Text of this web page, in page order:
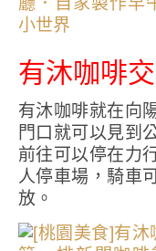
有沐咖啡
有沐咖啡就在向
門口就可以見到
前往可以停在力
人停車場，騎車
放。